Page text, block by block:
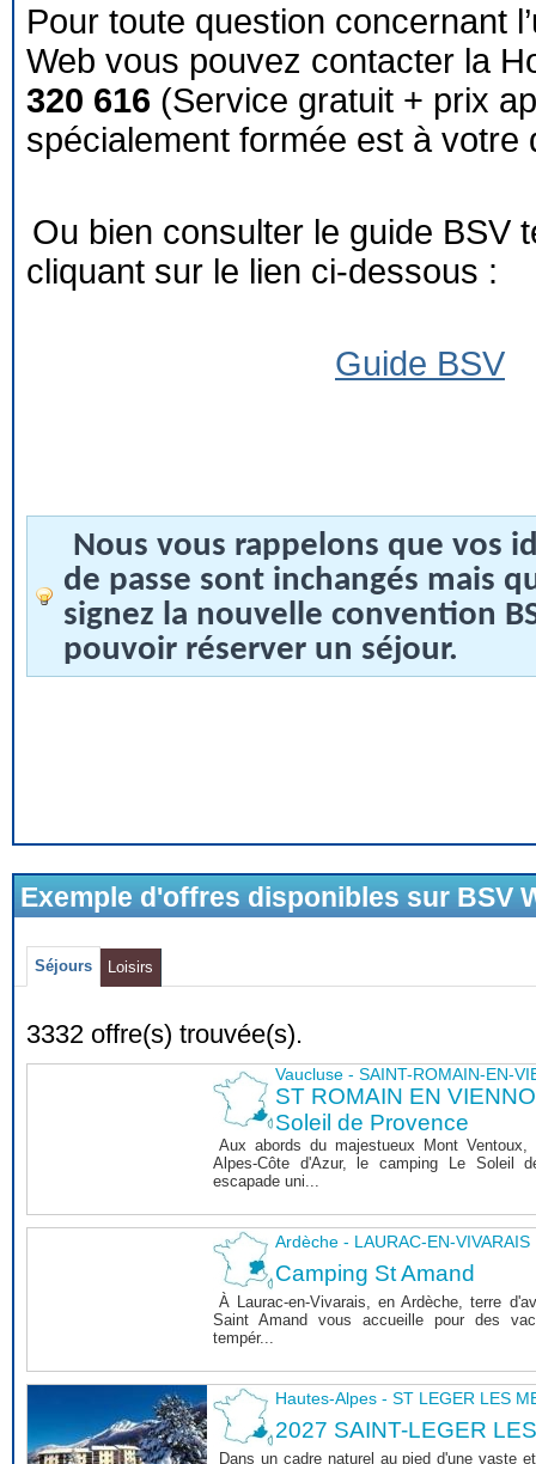
Pour toute question concernant
Web vous pouvez contacter la
320 616 (Service gratuit + prix
spécialement formée est à votre
Ou bien consulter le guide BSV
cliquant sur le lien ci-dessous :
Guide BSV
Nous vous rappelons que vos
de passe sont inchangés mais
signez la nouvelle convention
pouvoir réserver un séjour.
Exemple d'offres disponibles sur BSV
Séjours Loisirs
3332 offre(s) trouvée(s).
Vaucluse - SAINT-ROMAIN-EN-
ST ROMAIN EN
Soleil de Provence
Aux abords du majestueux Mont
Alpes-Côte d'Azur, le camping Le Soleil
escapade uni...
Ardèche - LAURAC-EN-VIVARAIS
Camping St Amand
À Laurac-en-Vivarais, en Ardèche, terre
Saint Amand vous accueille pour des
tempér...
Hautes-Alpes - ST LEGER LES
2027 SAINT-LEGER
Dans un cadre naturel au pied d'une vaste